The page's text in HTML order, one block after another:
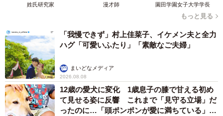
姓氏研究家 漫才師 園田学園女子大学学長
もっと見る
「我慢できず」村上佳菜子、イケメン夫と全力
ハグ「可愛いふたり」「素敵なご夫婦」
まいどなメディア
2026.08.08
12歳の愛犬に変化 1歳息子の膝で甘える初め
て見せる姿に反響 これまで「見守る立場」だ
ったのに…「頭ポンポンが愛に満ちている」